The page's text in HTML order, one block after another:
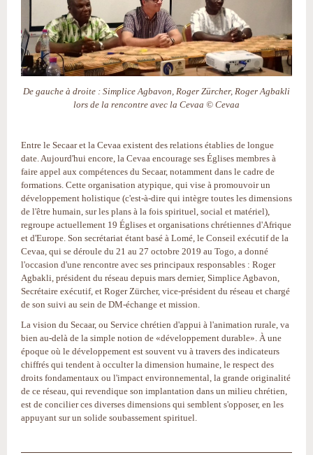
De gauche à droite : Simplice Agbavon, Roger Zürcher, Roger Agbakli
lors de la rencontre avec la Cevaa © Cevaa
Entre le Secaar et la Cevaa existent des relations établies de longue
date. Aujourd'hui encore, la Cevaa encourage ses Églises membres à
faire appel aux compétences du Secaar, notamment dans le cadre de
formations. Cette organisation atypique, qui vise à promouvoir un
développement holistique (c'est-à-dire qui intègre toutes les dimensions
de l'être humain, sur les plans à la fois spirituel, social et matériel),
regroupe actuellement 19 Églises et organisations chrétiennes d'Afrique
et d'Europe. Son secrétariat étant basé à Lomé, le Conseil exécutif de la
Cevaa, qui se déroule du 21 au 27 octobre 2019 au Togo, a donné
l'occasion d'une rencontre avec ses principaux responsables : Roger
Agbakli, président du réseau depuis mars dernier, Simplice Agbavon,
Secrétaire exécutif, et Roger Zürcher, vice-président du réseau et chargé
de son suivi au sein de DM-échange et mission.
La vision du Secaar, ou Service chrétien d'appui à l'animation rurale, va
bien au-delà de la simple notion de «développement durable». À une
époque où le développement est souvent vu à travers des indicateurs
chiffrés qui tendent à occulter la dimension humaine, le respect des
droits fondamentaux ou l'impact environnemental, la grande originalité
de ce réseau, qui revendique son implantation dans un milieu chrétien,
est de concilier ces diverses dimensions qui semblent s'opposer, en les
appuyant sur un solide soubassement spirituel.